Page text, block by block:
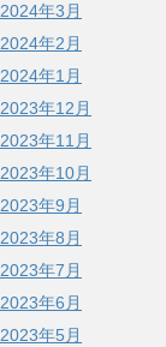
2024年3月
2024年2月
2024年1月
2023年12月
2023年11月
2023年10月
2023年9月
2023年8月
2023年7月
2023年6月
2023年5月